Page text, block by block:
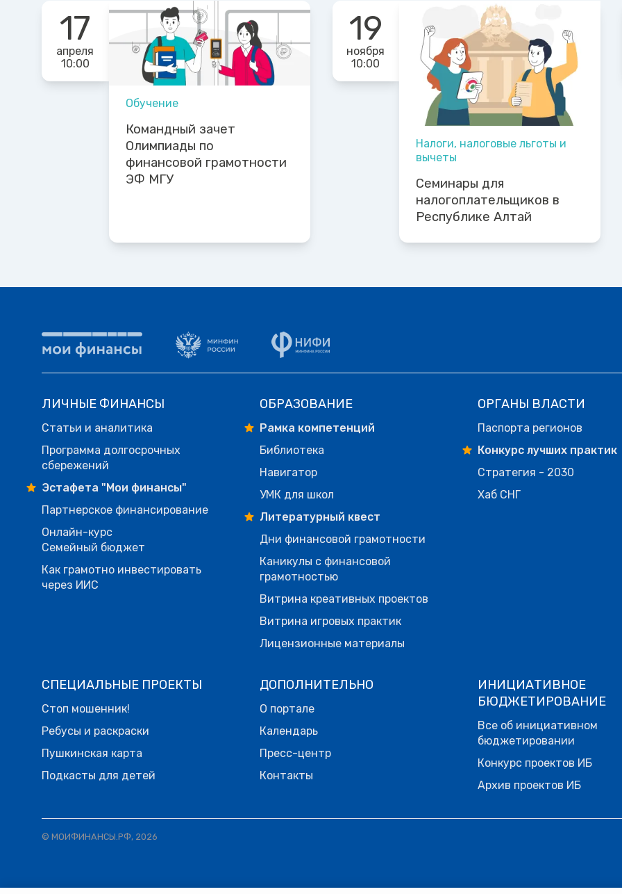
17
апреля
10:00
Обучение
Командный зачет
Олимпиады по
финансовой грамотности
ЭФ МГУ
19
ноября
10:00
Налоги, налоговые льготы и
вычеты
Семинары для
налогоплательщиков в
Республике Алтай
ЛИЧНЫЕ ФИНАНСЫ
Статьи и аналитика
Программа долгосрочных
сбережений
Эстафета "Мои финансы"
Партнерское финансирование
Онлайн-курс
Семейный бюджет
Как грамотно инвестировать
через ИИС
ОБРАЗОВАНИЕ
Рамка компетенций
Библиотека
Навигатор
УМК для школ
Литературный квест
Дни финансовой грамотности
Каникулы с финансовой
грамотностью
Витрина креативных проектов
Витрина игровых практик
Лицензионные материалы
ОРГАНЫ ВЛАСТИ
Паспорта регионов
Конкурс лучших практик
Стратегия - 2030
Хаб СНГ
СПЕЦИАЛЬНЫЕ ПРОЕКТЫ
Стоп мошенник!
Ребусы и раскраски
Пушкинская карта
Подкасты для детей
ДОПОЛНИТЕЛЬНО
О портале
Календарь
Пресс-центр
Контакты
ИНИЦИАТИВНОЕ
БЮДЖЕТИРОВАНИЕ
Все об инициативном
бюджетировании
Конкурс проектов ИБ
Архив проектов ИБ
© МОИФИНАНСЫ.РФ, 2026